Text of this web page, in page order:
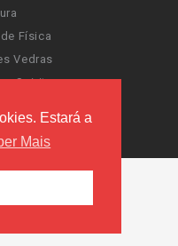
Estará a
Mais
Física
Vedras
Spirit